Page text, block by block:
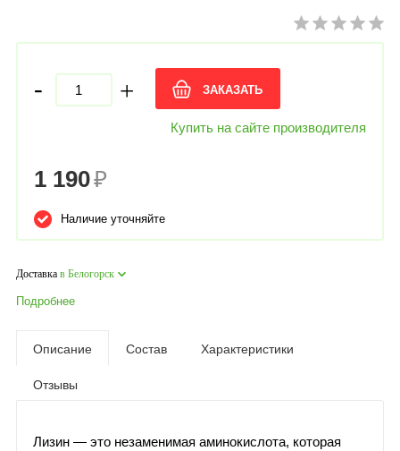
- + ЗАКАЗАТЬ
Купить на сайте производителя
1 190₽
Наличие уточняйте
Доставка в Белогорск
Подробнее
Описание Состав Характеристики
Отзывы
Лизин — это незаменимая аминокислота, которая